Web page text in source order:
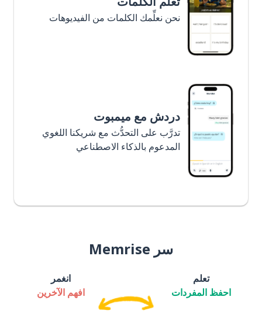
نحن نعلِّمك الكلمات من الفيديوهات
دردش مع ميمبوت
تدرَّب على التحدُّث مع شريكنا اللغوي
المدعوم بالذكاء الاصطناعي
سر Memrise
تعلم
احفظ المفردات
انغمر
افهم الآخرين